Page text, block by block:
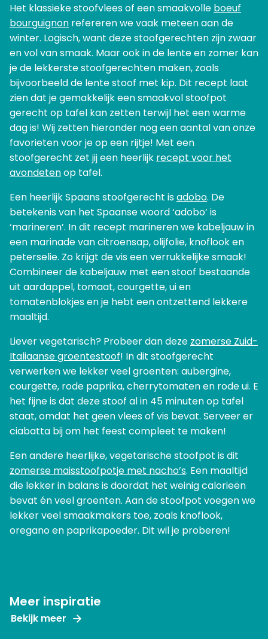
Het klassieke stoofvlees of een smaakvolle boeuf
bourguignon refereren we vaak meteen aan de
winter. Logisch, want deze stoofgerechten zijn zwaar
en vol van smaak. Maar ook in de lente en zomer kan
je de lekkerste stoofgerechten maken, zoals
bijvoorbeeld de lente stoof met kip. Dit recept laat
zien dat je gemakkelijk een smaakvol stoofpot
gerecht op tafel kan zetten terwijl het een warme
dag is! Wij zetten hieronder nog een aantal van onze
favorieten voor je op een rijtje! Met een
stoofgerecht zet jij een heerlijk recept voor het
avondetenop tafel.
Een heerlijk Spaans stoofgerecht isadobo. De
betekenis van het Spaanse woord ‘adobo’ is
‘marineren’. In dit recept marineren we kabeljauw in
een marinade van citroensap, olijfolie, knoflook en
peterselie. Zo krijgt de vis een verrukkelijke smaak!
Combineer de kabeljauw met een stoof bestaande
uit aardappel, tomaat, courgette, ui en
tomatenblokjes en je hebt een ontzettend lekkere
maaltijd.
Liever vegetarisch? Probeer dan deze zomerse Zuid-
Italiaanse groentestoof! In dit stoofgerecht
verwerken we lekker veel groenten: aubergine,
courgette, rode paprika, cherrytomaten en rode ui. E
het fijne is dat deze stoof al in 45 minuten op tafel
staat, omdat het geen vlees of vis bevat. Serveer er
ciabatta bij om het feest compleet te maken!
Een andere heerlijke, vegetarische stoofpot is dit
zomerse maisstoofpotje met nacho’s. Een maaltijd
die lekker in balans is doordat het weinig calorieën
bevat én veel groenten. Aan de stoofpot voegen we
lekker veel smaakmakers toe, zoals knoflook,
oregano en paprikapoeder. Dit wil je proberen!
Meer inspiratie
Bekijk meer